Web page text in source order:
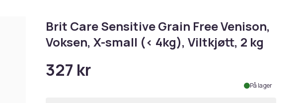
Brit Care Sensitive Grain Free Venison,
Voksen, X-small (< 4kg), Viltkjøtt, 2 kg
327 kr
På lager